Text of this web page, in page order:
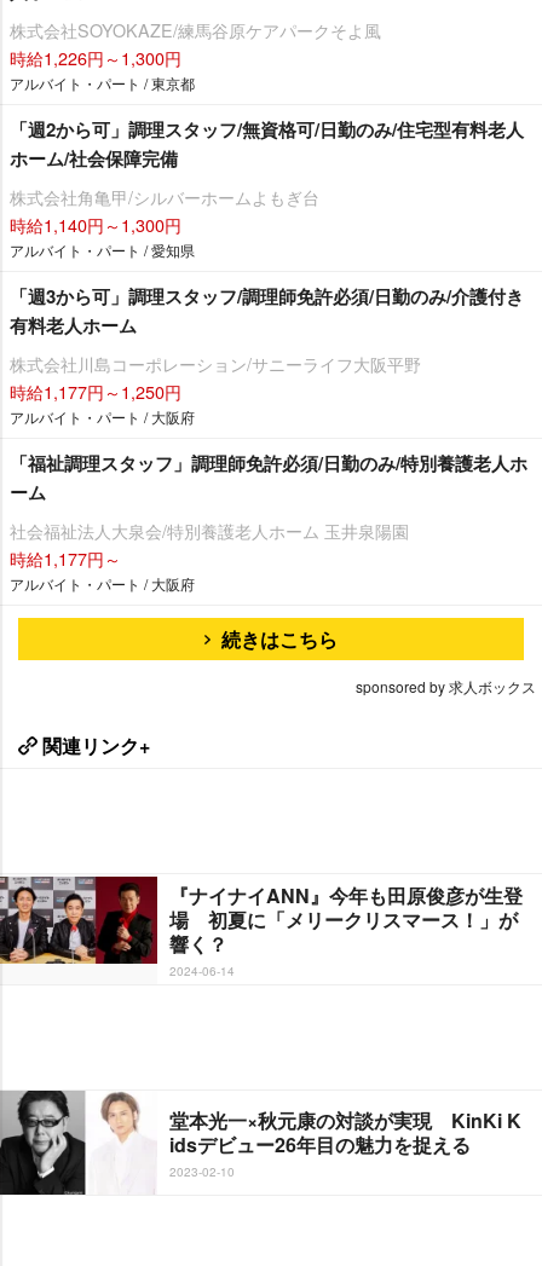
株式会社SOYOKAZE/練馬谷原ケアパークそよ風
時給1,226円～1,300円
アルバイト・パート / 東京都
「週2から可」調理スタッフ/無資格可/日勤のみ/住宅型有料老人
ホーム/社会保障完備
株式会社角亀甲/シルバーホームよもぎ台
時給1,140円～1,300円
アルバイト・パート / 愛知県
「週3から可」調理スタッフ/調理師免許必須/日勤のみ/介護付き
有料老人ホーム
株式会社川島コーポレーション/サニーライフ大阪平野
時給1,177円～1,250円
アルバイト・パート / 大阪府
「福祉調理スタッフ」調理師免許必須/日勤のみ/特別養護老人ホ
ーム
社会福祉法人大泉会/特別養護老人ホーム 玉井泉陽園
時給1,177円～
アルバイト・パート / 大阪府
続きはこちら
sponsored by 求人ボックス
関連リンク+
『ナイナイANN』今年も田原俊彦が生登
場 初夏に「メリークリスマース！」が
響く？
2024-06-14
堂本光一×秋元康の対談が実現 KinKi K
idsデビュー26年目の魅力を捉える
2023-02-10